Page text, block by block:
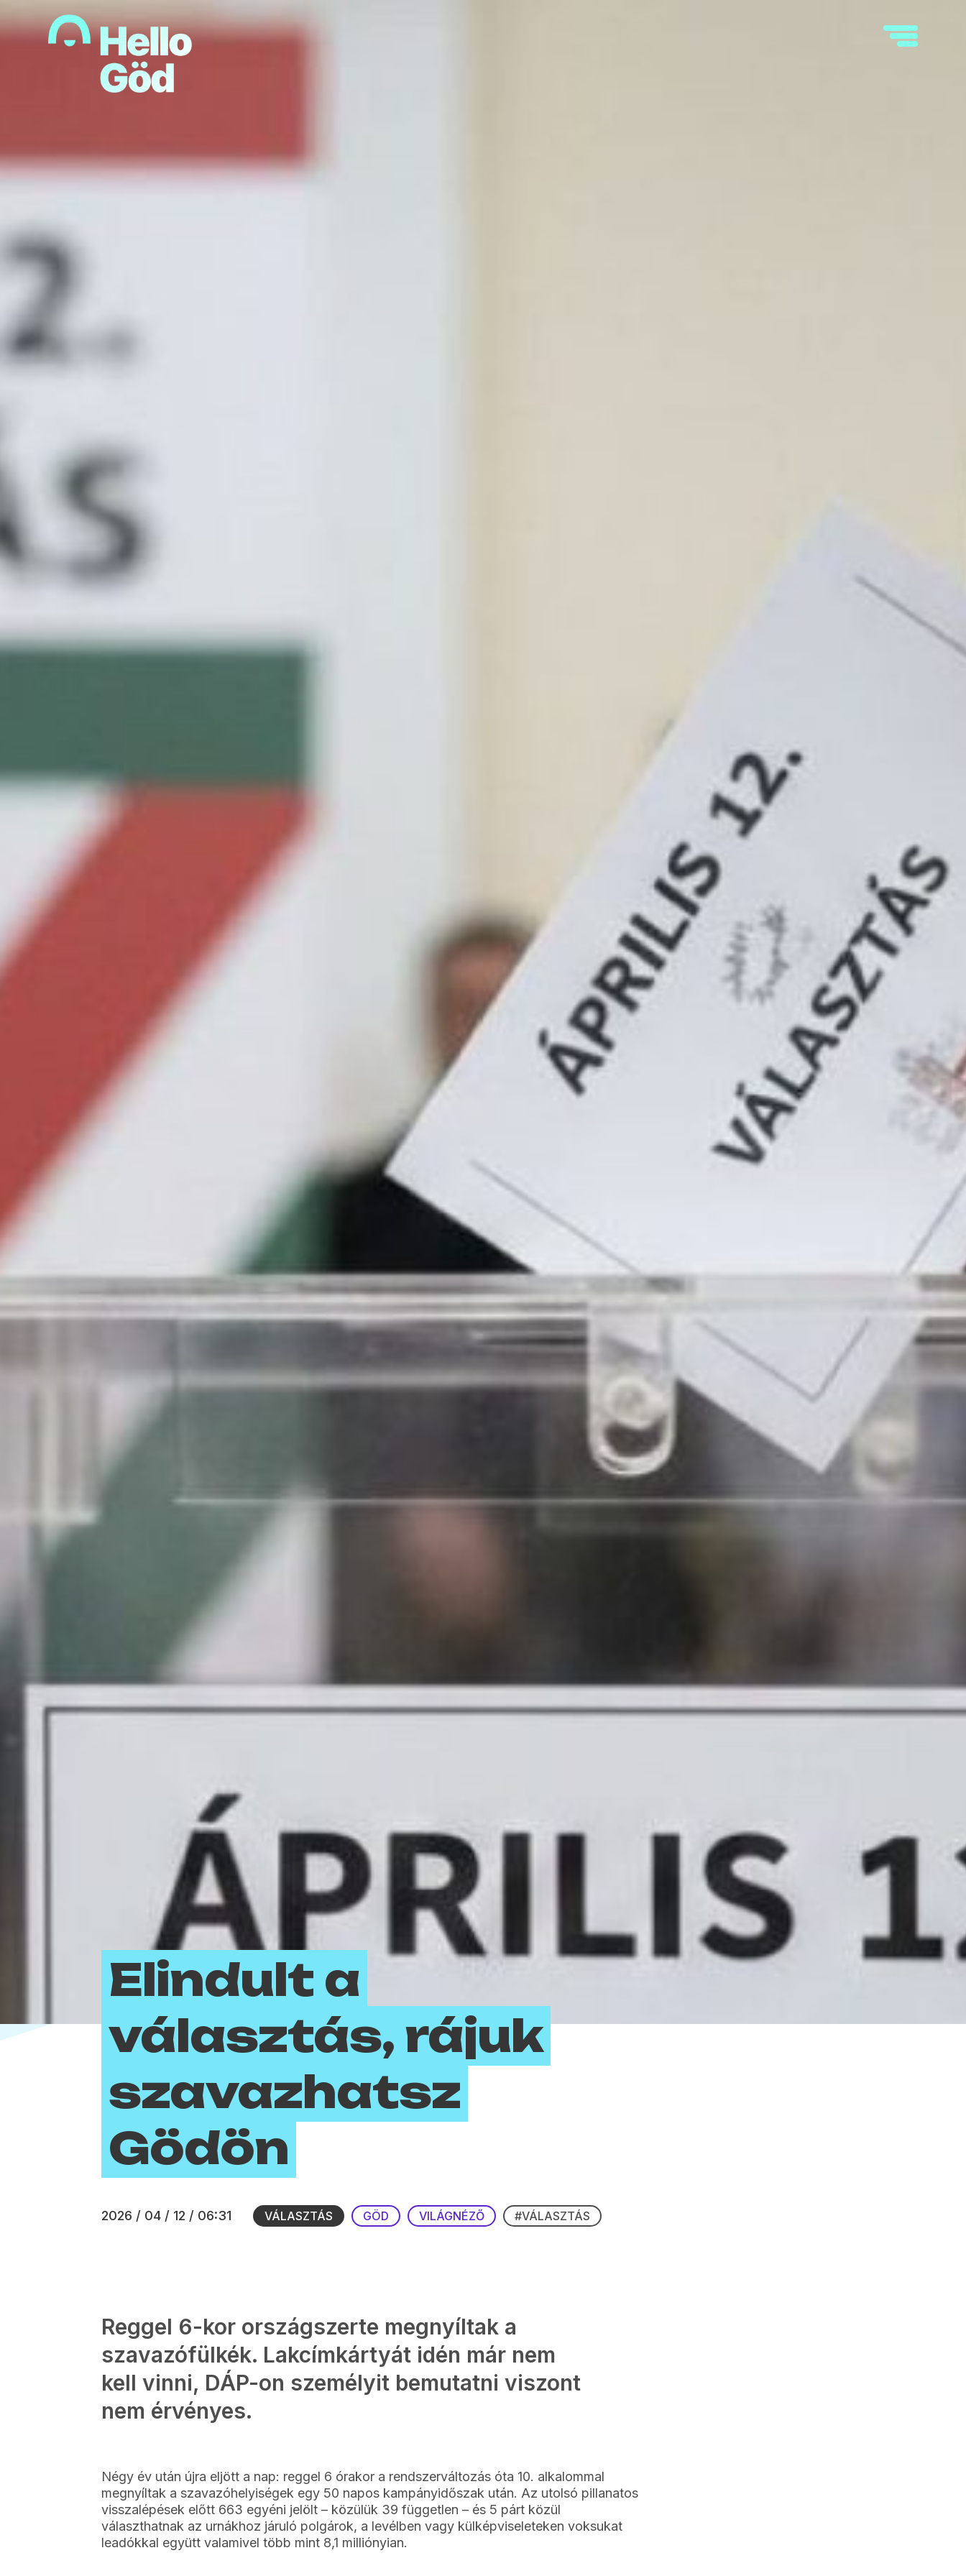
Elindult a
választás, rájuk
szavazhatsz
Gödön
2026 / 04 / 12 / 06:31 VÁLASZTÁS GÖD VILÁGNÉZŐ #VÁLASZTÁS
Reggel 6-kor országszerte megnyíltak a
szavazófülkék. Lakcímkártyát idén már nem
kell vinni, DÁP-on személyit bemutatni viszont
nem érvényes.
Négy év után újra eljött a nap: reggel 6 órakor a rendszerváltozás óta 10. alkalommal
megnyíltak a szavazóhelyiségek egy 50 napos kampányidőszak után. Az utolsó pillanatos
visszalépések előtt 663 egyéni jelölt – közülük 39 független – és 5 párt közül
választhatnak az urnákhoz járuló polgárok, a levélben vagy külképviseleteken voksukat
leadókkal együtt valamivel több mint 8,1 milliónyian.